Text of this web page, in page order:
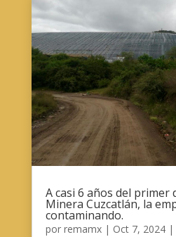
A casi 6 años del primer
Minera Cuzcatlán, la
contaminando.
por remamx| Oct 7, 2024|